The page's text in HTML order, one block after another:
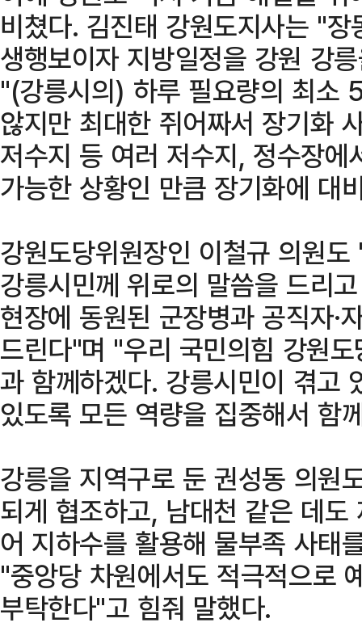
비쳤다. 김진태 강원도지사는 "
생행보이자 지방일정을 강원 강
"(강릉시의) 하루 필요량의 최소
않지만 최대한 쥐어짜서 장기화
저수지 등 여러 저수지, 정수장
가능한 상황인 만큼 장기화에 대
강원도당위원장인 이철규 의원
강릉시민께 위로의 말씀을 드리
현장에 동원된 군장병과 공직자·
드린다"며 "우리 국민의힘 강원
과 함께하겠다. 강릉시민이 겪고
있도록 모든 역량을 집중해서 함
강릉을 지역구로 둔 권성동 의원
되게 협조하고, 남대천 같은 데
어 지하수를 활용해 물부족 사태
"중앙당 차원에서도 적극적으로
부탁한다"고 힘줘 말했다.